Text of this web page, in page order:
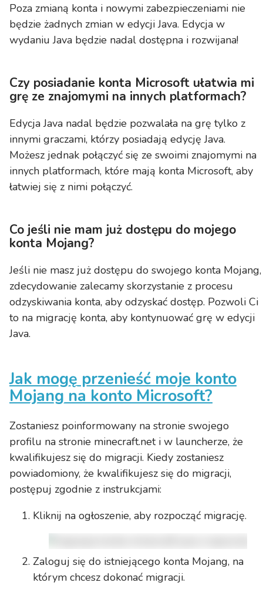
Poza zmianą konta i nowymi zabezpieczeniami nie
będzie żadnych zmian w edycji Java. Edycja w
wydaniu Java będzie nadal dostępna i rozwijana!
Czy posiadanie konta Microsoft ułatwia mi
grę ze znajomymi na innych platformach?
Edycja Java nadal będzie pozwalała na grę tylko z
innymi graczami, którzy posiadają edycję Java.
Możesz jednak połączyć się ze swoimi znajomymi na
innych platformach, które mają konta Microsoft, aby
łatwiej się z nimi połączyć.
Co jeśli nie mam już dostępu do mojego
konta Mojang?
Jeśli nie masz już dostępu do swojego konta Mojang,
zdecydowanie zalecamy skorzystanie z procesu
odzyskiwania konta, aby odzyskać dostęp. Pozwoli Ci
to na migrację konta, aby kontynuować grę w edycji
Java.
Jak mogę przenieść moje konto
Mojang na konto Microsoft?
Zostaniesz poinformowany na stronie swojego
profilu na stronie minecraft.net i w launcherze, że
kwalifikujesz się do migracji. Kiedy zostaniesz
powiadomiony, że kwalifikujesz się do migracji,
postępuj zgodnie z instrukcjami:
Kliknij na ogłoszenie, aby rozpocząć migrację.
Zaloguj się do istniejącego konta Mojang, na
którym chcesz dokonać migracji.